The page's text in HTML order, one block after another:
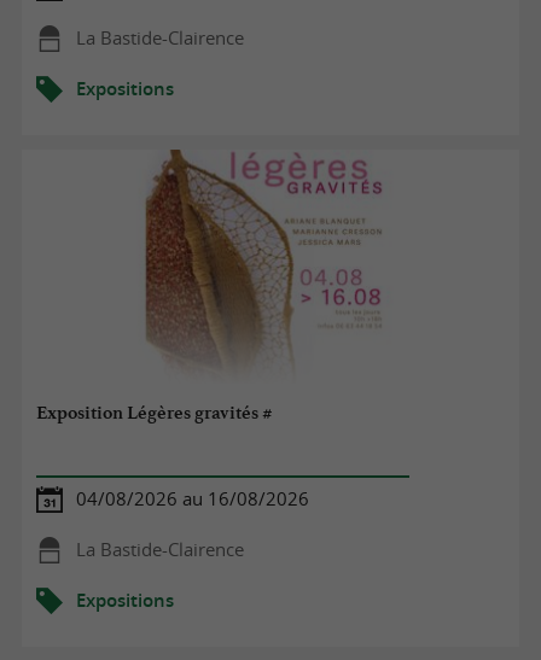
La Bastide-Clairence
Expositions
Exposition Légères gravités #
04/08/2026 au 16/08/2026
La Bastide-Clairence
Expositions